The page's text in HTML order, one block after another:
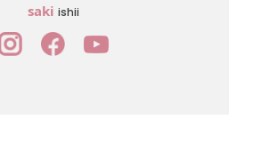
saki ishii